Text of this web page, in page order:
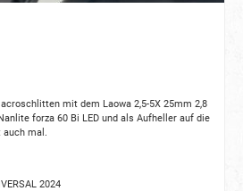
mit dem Laowa 2,5-5X 25mm 2,8
forza 60 Bi LED und als Aufheller auf die
auch mal.
2024